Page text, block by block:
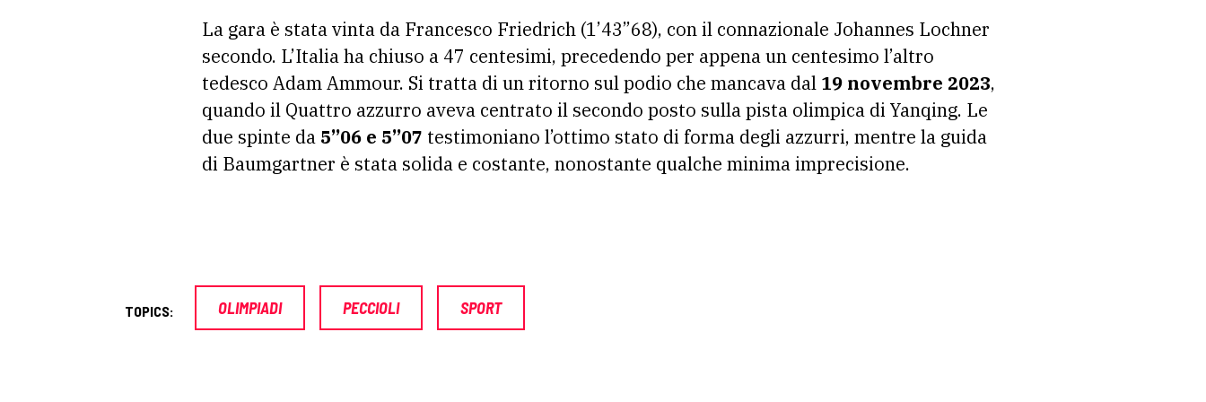
La gara è stata vinta da Francesco Friedrich (1’43”68), con il connazionale Johannes Lochner
secondo. L’Italia ha chiuso a 47 centesimi, precedendo per appena un centesimo l’altro
tedesco Adam Ammour. Si tratta di un ritorno sul podio che mancava dal 19 novembre 2023,
quando il Quattro azzurro aveva centrato il secondo posto sulla pista olimpica di Yanqing. Le
due spinte da 5”06 e 5”07 testimoniano l’ottimo stato di forma degli azzurri, mentre la guida
di Baumgartner è stata solida e costante, nonostante qualche minima imprecisione.
TOPICS: OLIMPIADI PECCIOLI SPORT